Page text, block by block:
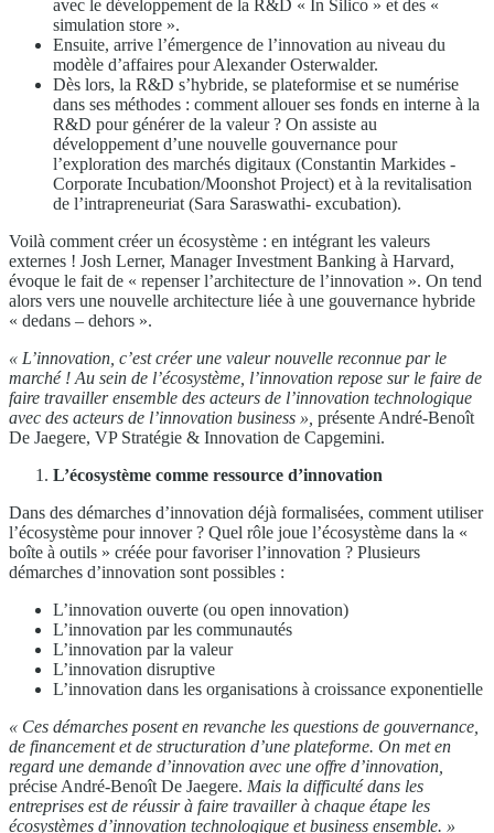
avec le développement de la R&D « In Silico » et des «
simulation store ».
Ensuite, arrive l’émergence de l’innovation au niveau du
modèle d’affaires pour Alexander Osterwalder.
Dès lors, la R&D s’hybride, se plateformise et se numérise
dans ses méthodes : comment allouer ses fonds en interne à la
R&D pour générer de la valeur ? On assiste au
développement d’une nouvelle gouvernance pour
l’exploration des marchés digitaux (Constantin Markides -
Corporate Incubation/Moonshot Project) et à la revitalisation
de l’intrapreneuriat (Sara Saraswathi- excubation).
Voilà comment créer un écosystème : en intégrant les valeurs
externes ! Josh Lerner, Manager Investment Banking à Harvard,
évoque le fait de « repenser l’architecture de l’innovation ». On tend
alors vers une nouvelle architecture liée à une gouvernance hybride
« dedans – dehors ».
« L’innovation, c’est créer une valeur nouvelle reconnue par le
marché ! Au sein de l’écosystème, l’innovation repose sur le faire de
faire travailler ensemble des acteurs de l’innovation technologique
avec des acteurs de l’innovation business », présente André-Benoît
De Jaegere, VP Stratégie & Innovation de Capgemini.
L’écosystème comme ressource d’innovation
Dans des démarches d’innovation déjà formalisées, comment utiliser
l’écosystème pour innover ? Quel rôle joue l’écosystème dans la «
boîte à outils » créée pour favoriser l’innovation ? Plusieurs
démarches d’innovation sont possibles :
L’innovation ouverte (ou open innovation)
L’innovation par les communautés
L’innovation par la valeur
L’innovation disruptive
L’innovation dans les organisations à croissance exponentielle
« Ces démarches posent en revanche les questions de gouvernance,
de financement et de structuration d’une plateforme. On met en
regard une demande d’innovation avec une offre d’innovation,
précise André-Benoît De Jaegere. Mais la difficulté dans les
entreprises est de réussir à faire travailler à chaque étape les
écosystèmes d’innovation technologique et business ensemble. »